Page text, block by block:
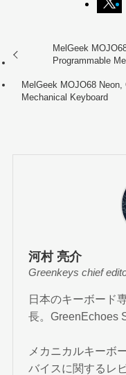
MelGeek
Programmable
MelGeek MOJO68
Mechanical Keyboard
河村 亮介
Greenkeys chief
日本のキーボード
長。GreenEchoes
メカニカルキーボ
バイスに関するレ